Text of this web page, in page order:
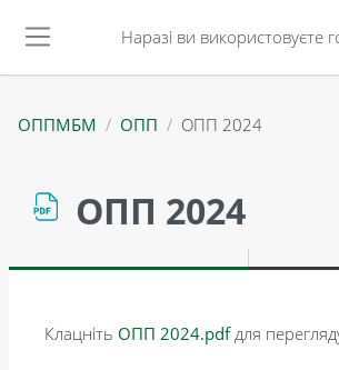
Наразі ви використовуєте
ОППМБМ ОПП ОПП 2024
ОПП 2024
Клацніть ОПП 2024.pdfдля